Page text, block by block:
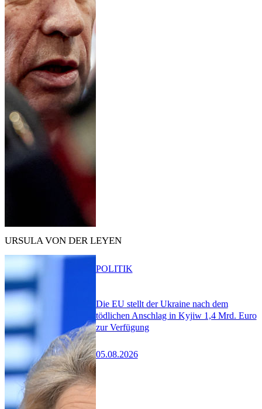
URSULA VON DER LEYEN
Die EU stellt der Ukraine nach dem
tödlichen Anschlag in Kyjiw 1,4 Mrd. Euro
zur Verfügung
05.08.2026
POLITIK